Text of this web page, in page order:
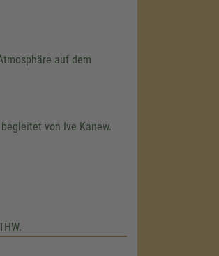
auf dem
von Ive Kanew.